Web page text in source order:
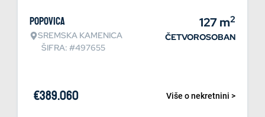
Popovica
SREMSKA KAMENICA
ŠIFRA: #497655
127m2
ČETVOROSOBAN
Više o nekretnini >
€389.060